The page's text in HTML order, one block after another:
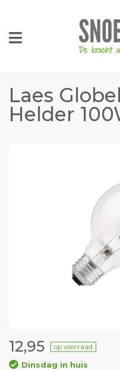
Laes
Helder
12,95 op voorraad
Dinsdag in huis